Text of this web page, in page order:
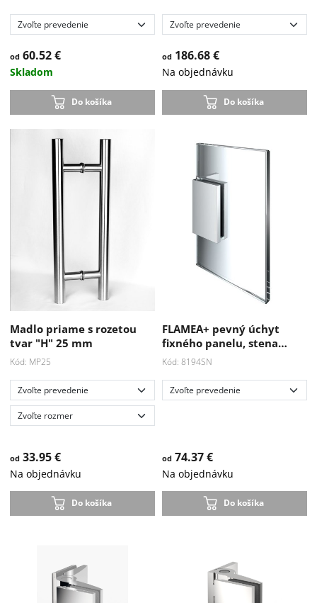
od60.52 €
Skladom
Do košíka
od 186.68 €
Na objednávku
Do košíka
Madlo priame s rozetou
tvar "H" 25 mm
Kód: MP25
od33.95 €
Na objednávku
Do košíka
FLAMEA+ pevný úchyt
fixného panelu, stena…
Kód: 8194SN
od 74.37 €
Na objednávku
Do košíka